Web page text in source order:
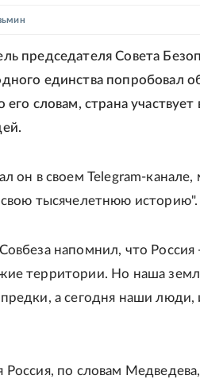
председателя Совета
единства попробовал
его словам, страна
он в своем Telegram-
тысячелетнюю историю".
напомнил, что Россия
территории. Но наша
а сегодня наши люди,
Россия, по словам